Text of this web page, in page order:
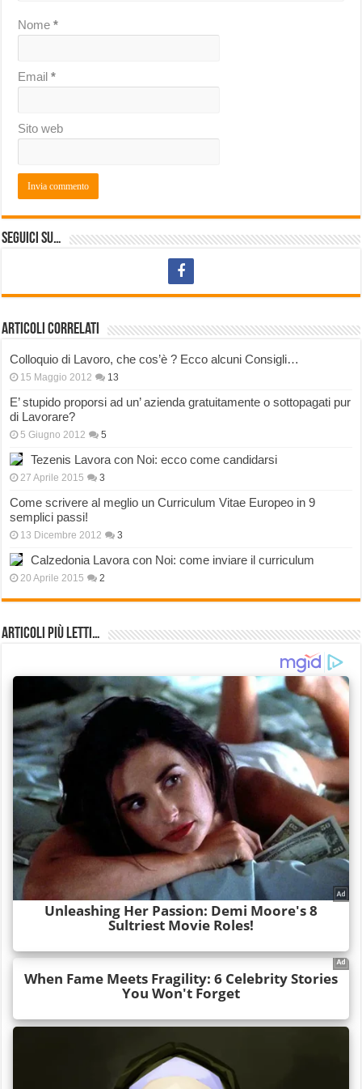
Nome*
Email*
Sito web
Seguici su…
Articoli correlati
Colloquio di Lavoro, che cos’è ? Ecco alcuni Consigli…
15 Maggio 2012 13
E’ stupido proporsi ad un’ azienda gratuitamente o sottopagati pur
di Lavorare?
5 Giugno 2012 5
Tezenis Lavora con Noi: ecco come candidarsi
27 Aprile 2015 3
Come scrivere al meglio un Curriculum Vitae Europeo in 9
semplici passi!
13 Dicembre 2012 3
Calzedonia Lavora con Noi: come inviare il curriculum
20 Aprile 2015 2
Articoli più Letti…